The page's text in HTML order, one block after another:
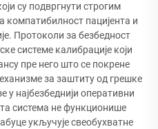
су подвргнути строгим
компатибилност пацијента и
Протоколи за безбедност
системе калибрације који
пре него што се покрене
за заштиту од грешке
у најбезбеднији оперативни
система не функционише
укључује свеобухватне